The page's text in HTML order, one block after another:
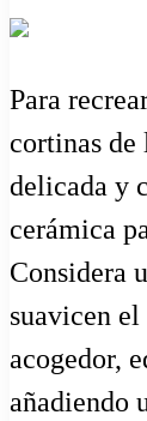
Para
cortinas
delicada y
cerámica
Considera
suavicen
acogedor,
añadiendo